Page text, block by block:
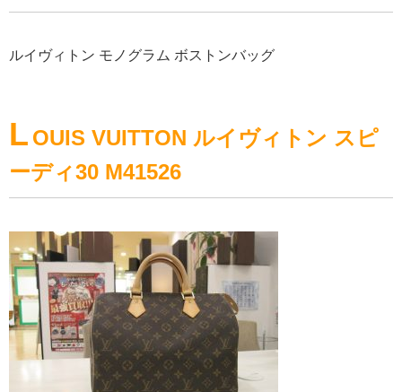
ルイヴィトン モノグラム ボストンバッグ
L OUIS VUITTON ルイヴィトン スピ
ーディ30 M41526